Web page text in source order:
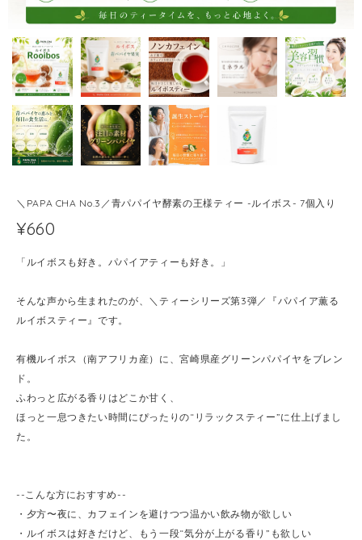
＼PAPA CHA No.3／青パパイヤ酵素の王様ティー -ルイボス- 7個入り
¥660
「ルイボスも好き。パパイアティーも好き。」
そんな声から生まれたのが、＼ティーシリーズ第3弾／『パパイア薫る
ルイボスティー』です。
有機ルイボス（南アフリカ産）に、宮崎県産グリーンパパイヤをブレン
ド。
ふわっと広がる香りはどこか甘く、
ほっと一息つきたい時間にぴったりの“リラックスティー”に仕上げまし
た。
--こんな方におすすめ--
・夕方〜夜に、カフェインを避けつつ温かい飲み物が欲しい
・ルイボスは好きだけど、もう一段“気分が上がる香り”も欲しい